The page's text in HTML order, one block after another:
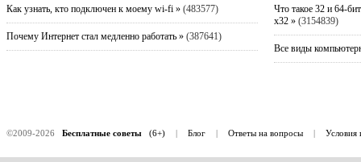
Как узнать, кто подключен к моему wi-fi »(483577)
Почему Интернет стал медленно работать »(387641)
Что такое 32 и 64-
x32 »(3154839)
Все виды
©2009-2026 Бесплатные советы(6+) Блог Ответы на вопросы Условия